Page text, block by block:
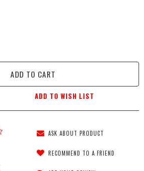
ADD TO CART
ADD TO WISH LIST
ASK ABOUT PRODUCT
RECOMMEND TO A FRIEND